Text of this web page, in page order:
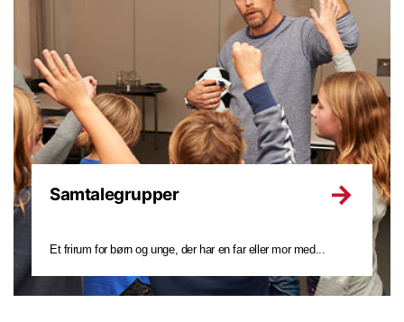
Samtalegrupper
Et frirum for børn og unge, der har en far eller mor med...